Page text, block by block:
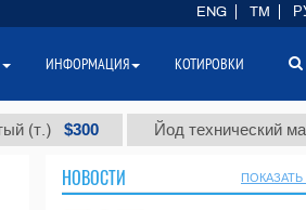
$300 Йод технический марки "А"
НОВОСТИ ПОКАЗАТЬ
ENG TM
ИНФОРМАЦИЯ КОТИРОВКИ